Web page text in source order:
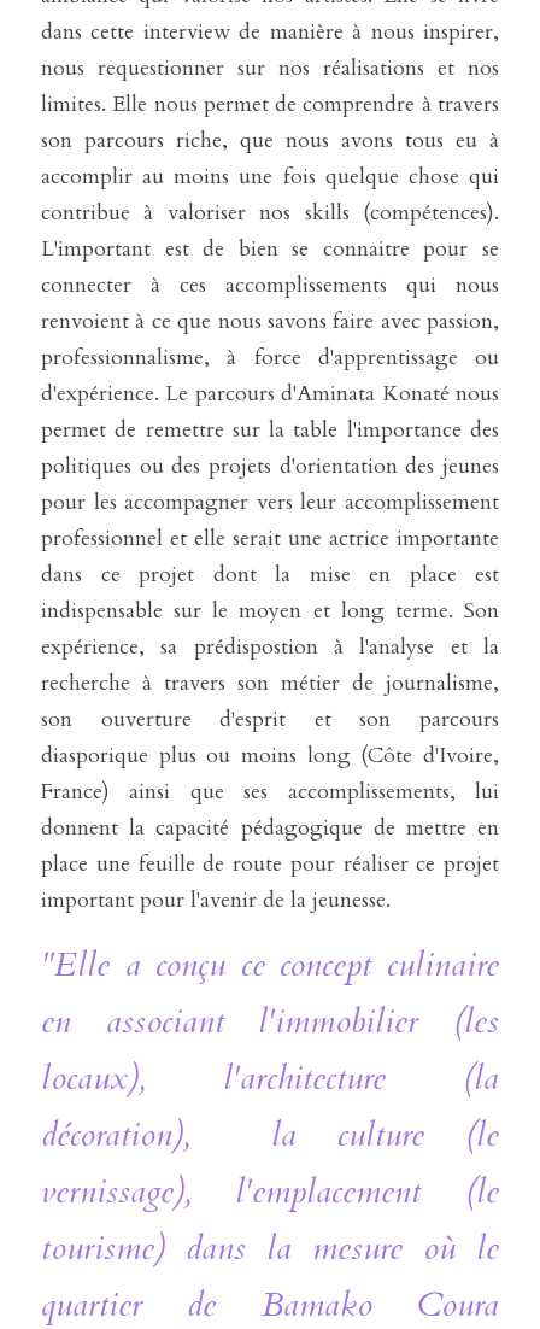
dans cette interview de manière à nous inspirer,
nous requestionner sur nos réalisations et nos
limites. Elle nous permet de comprendre à travers
son parcours riche, que nous avons tous eu à
accomplir au moins une fois quelque chose qui
contribue à valoriser nos skills (compétences).
L'important est de bien se connaitre pour se
connecter à ces accomplissements qui nous
renvoient à ce que nous savons faire avec passion,
professionnalisme, à force d'apprentissage ou
d'expérience. Le parcours d'Aminata Konaté nous
permet de remettre sur la table l'importance des
politiques ou des projets d'orientation des jeunes
pour les accompagner vers leur accomplissement
professionnel et elle serait une actrice importante
dans ce projet dont la mise en place est
indispensable sur le moyen et long terme. Son
expérience, sa prédispostion à l'analyse et la
recherche à travers son métier de journalisme,
son ouverture d'esprit et son parcours
diasporique plus ou moins long (Côte d'Ivoire,
France) ainsi que ses accomplissements, lui
donnent la capacité pédagogique de mettre en
place une feuille de route pour réaliser ce projet
important pour l'avenir de la jeunesse.
"Elle a conçu ce concept culinaire
en associant l'immobilier (les
locaux), l'architecture (la
décoration),  la culture (le
vernissage), l'emplacement (le
tourisme) dans la mesure où le
quartier de Bamako Coura